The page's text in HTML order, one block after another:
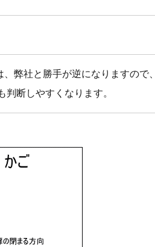
弊社と勝手が逆になりますので
断しやすくなります。